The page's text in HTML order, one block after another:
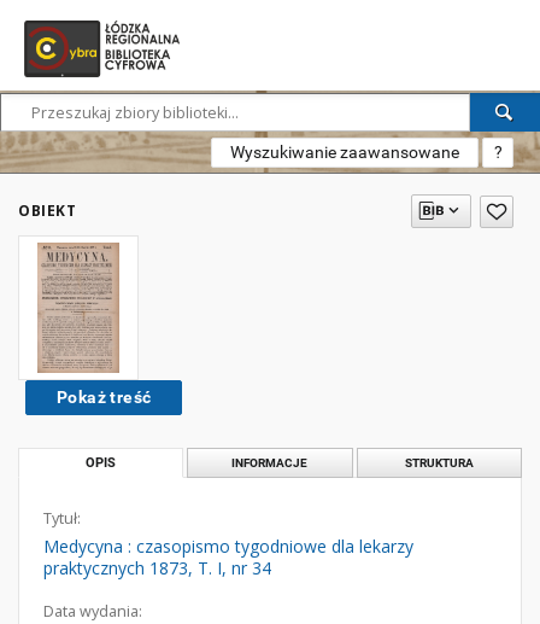
Wyszukiwanie zaawansowane ?
OBIEKT
Pokaż treść
OPIS INFORMACJE STRUKTURA
Tytuł:
Medycyna : czasopismo tygodniowe dla lekarzy
praktycznych 1873, T. I, nr 34
Data wydania: